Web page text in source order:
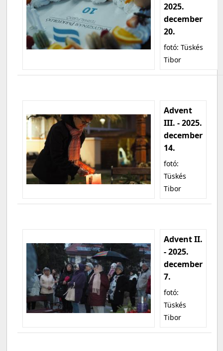
2025.
december
20.
fotó: Tüskés
Tibor
Advent
III. - 2025.
december
14.
fotó:
Tüskés
Tibor
Advent II.
- 2025.
december
7.
fotó:
Tüskés
Tibor